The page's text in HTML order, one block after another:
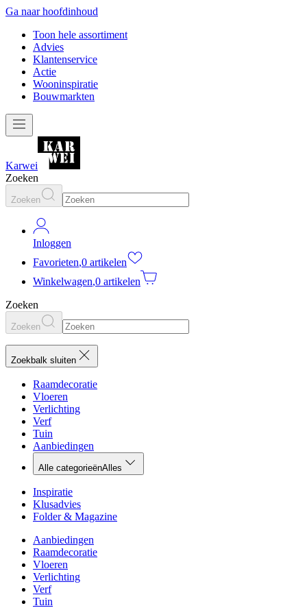
Ga naar hoofdinhoud
Toon hele assortiment
Advies
Klantenservice
Actie
Wooninspiratie
Bouwmarkten
Karwei
Zoeken
Zoeken
Inloggen
Favorieten,0 artikelen
Winkelwagen,0 artikelen
Zoeken
Zoeken
Zoekbalk sluiten
Raamdecoratie
Vloeren
Verlichting
Verf
Tuin
Aanbiedingen
Alle categorieënAlles
Inspiratie
Klusadvies
Folder & Magazine
Aanbiedingen
Raamdecoratie
Vloeren
Verlichting
Verf
Tuin